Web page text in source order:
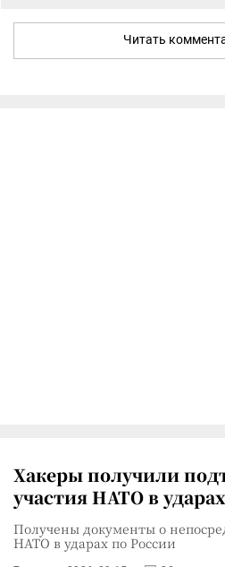
Читать
Хакеры получили
участия НАТО в
Получены документы о
НАТО в ударах по России